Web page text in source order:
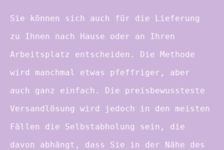
Sie können sich auch für die Lieferung
zu Ihnen nach Hause oder an Ihren
Arbeitsplatz entscheiden. Die Methode
wird manchmal etwas pfeffriger, aber
auch ganz einfach. Die preisbewussteste
Versandlösung wird jedoch in den meisten
Fällen die Selbstabholung sein, die
davon abhängt, dass Sie in der Nähe des